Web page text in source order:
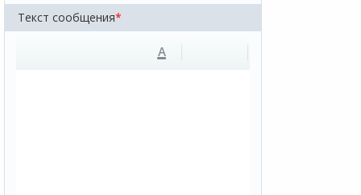
Текст сообщения*
A